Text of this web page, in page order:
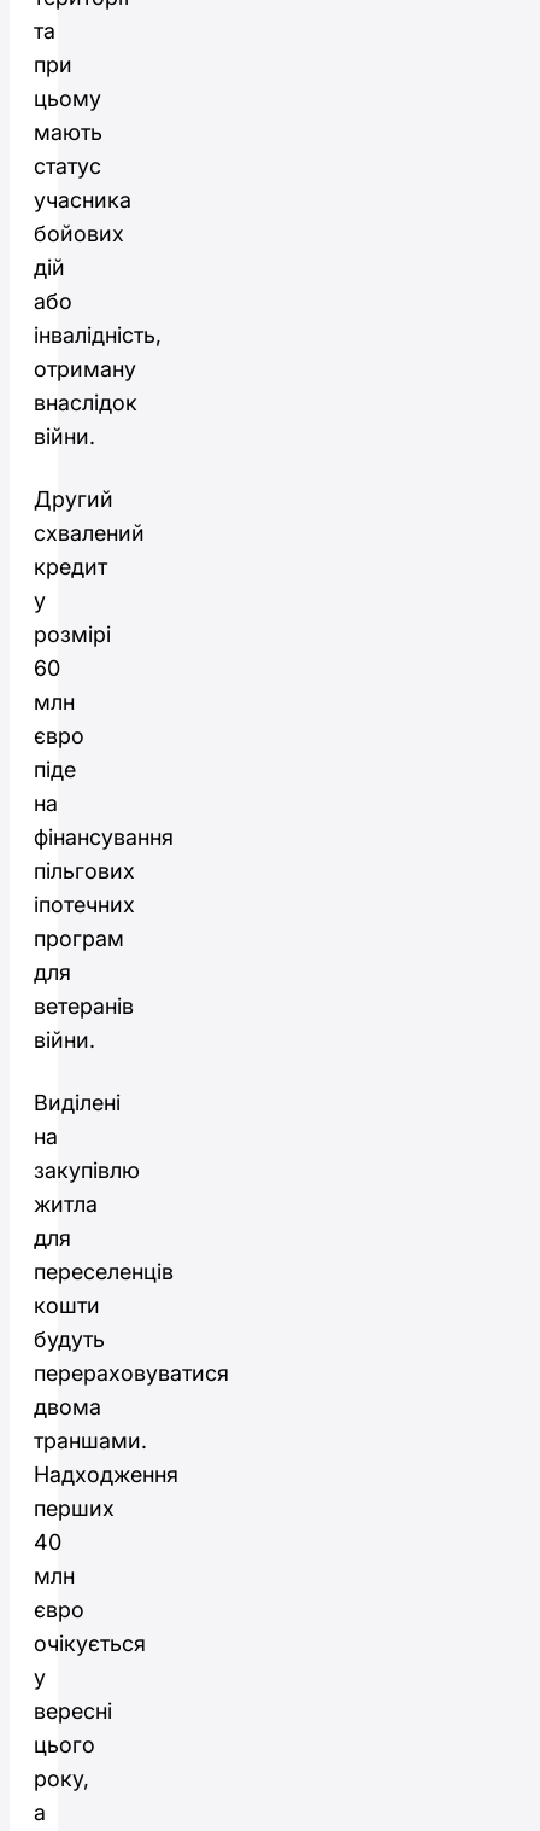
та
при
цьому
мають
статус
учасника
бойових
дій
або
інвалідність,
отриману
внаслідок
війни.
Другий
схвалений
кредит
у
розмірі
60
млн
євро
піде
на
фінансування
пільгових
іпотечних
програм
для
ветеранів
війни.
Виділені
на
закупівлю
житла
для
переселенців
кошти
будуть
перераховуватися
двома
траншами.
Надходження
перших
40
млн
євро
очікується
у
вересні
цього
року,
а